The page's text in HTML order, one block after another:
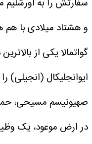
سفارتش را به اورشلیم
و هشتاد میلادی با
گواتمالا یکی از
ایوانجلیکال (انجیلی)
صهیونیسم مسیحی،
در ارض موعود، یک